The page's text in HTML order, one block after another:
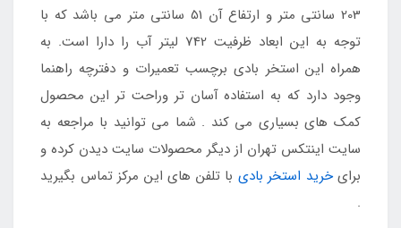
203 سانتی متر و ارتفاع آن 51 سانتی متر می باشد که با
توجه به این ابعاد ظرفیت 742 لیتر آب را دارا است. به
همراه این استخر بادی برچسب تعمیرات و دفترچه راهنما
وجود دارد که به استفاده آسان تر وراحت تر این محصول
کمک های بسیاری می کند . شما می توانید با مراجعه به
سایت اینتکس تهران از دیگر محصولات سایت دیدن کرده و
برایخرید استخر بادی با تلفن های این مرکز تماس بگیرید
.